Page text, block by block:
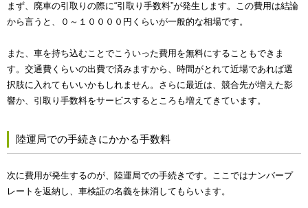
まず、廃車の引取りの際に“引取り手数料”が発生します。この費用は結論
から言うと、０～１００００円くらいが一般的な相場です。
また、車を持ち込むことでこういった費用を無料にすることもできま
す。交通費くらいの出費で済みますから、時間がとれて近場であれば選
択肢に入れてもいいかもしれません。さらに最近は、競合先が増えた影
響か、引取り手数料をサービスするところも増えてきています。
陸運局での手続きにかかる手数料
次に費用が発生するのが、陸運局での手続きです。ここではナンバープ
レートを返納し、車検証の名義を抹消してもらいます。